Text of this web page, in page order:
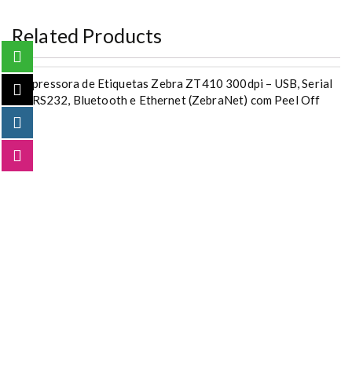
Related Products
Impressora de Etiquetas Zebra ZT410 300dpi – USB, Serial
RS232, Bluetooth e Ethernet (ZebraNet) com Peel Off